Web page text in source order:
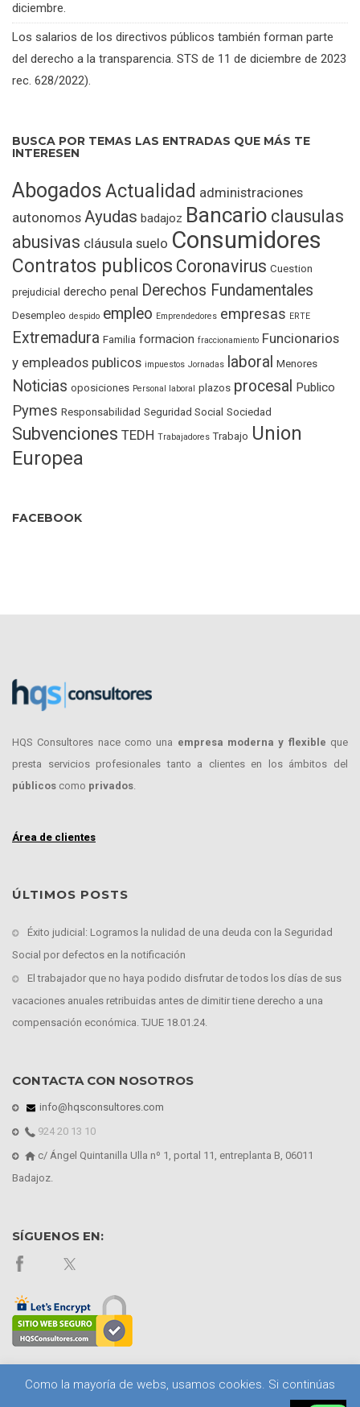
diciembre.
Los salarios de los directivos públicos también forman parte
del derecho a la transparencia. STS de 11 de diciembre de 2023
rec. 628/2022).
BUSCA POR TEMAS LAS ENTRADAS QUE MÁS TE
INTERESEN
AbogadosActualidad administraciones
autonomos Ayudas badajoz Bancario clausulas
abusivas cláusula suelo Consumidores
Contratos publicos Coronavirus Cuestion
prejudicial derecho penal Derechos Fundamentales
Desempleo despido empleo Emprendedores empresas ERTE
Extremadura Familia formacion fraccionamiento Funcionarios
y empleados publicos impuestos Jornadas laboral Menores
Noticias oposiciones Personal laboral plazos procesal Publico
Pymes Responsabilidad Seguridad Social Sociedad
Subvenciones TEDH Trabajadores Trabajo Union
Europea
FACEBOOK
HQS Consultores nace como una empresa moderna y flexible que
presta servicios profesionales tanto a clientes en los ámbitos del
públicos como privados.
Área de clientes
ÚLTIMOS POSTS
Éxito judicial: Logramos la nulidad de una deuda con la Seguridad
Social por defectos en la notificación
El trabajador que no haya podido disfrutar de todos los días de sus
vacaciones anuales retribuidas antes de dimitir tiene derecho a una
compensación económica. TJUE 18.01.24.
CONTACTA CON NOSOTROS
info@hqsconsultores.com
924 20 13 10
c/ Ángel Quintanilla Ulla nº 1, portal 11, entreplanta B, 06011
Badajoz.
SÍGUENOS EN:
Como la mayoría de webs, usamos cookies. Si continúas